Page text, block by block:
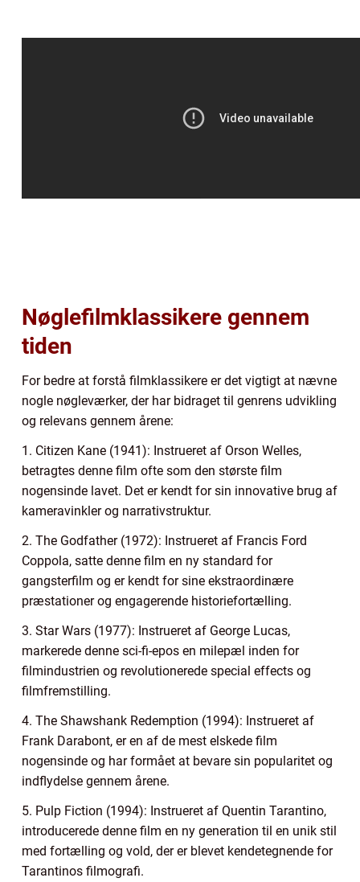
Nøglefilmklassikere gennem
tiden
For bedre at forstå filmklassikere er det vigtigt at nævne
nogle nøgleværker, der har bidraget til genrens udvikling
og relevans gennem årene:
1. Citizen Kane (1941): Instrueret af Orson Welles,
betragtes denne film ofte som den største film
nogensinde lavet. Det er kendt for sin innovative brug af
kameravinkler og narrativstruktur.
2. The Godfather (1972): Instrueret af Francis Ford
Coppola, satte denne film en ny standard for
gangsterfilm og er kendt for sine ekstraordinære
præstationer og engagerende historiefortælling.
3. Star Wars (1977): Instrueret af George Lucas,
markerede denne sci-fi-epos en milepæl inden for
filmindustrien og revolutionerede special effects og
filmfremstilling.
4. The Shawshank Redemption (1994): Instrueret af
Frank Darabont, er en af de mest elskede film
nogensinde og har formået at bevare sin popularitet og
indflydelse gennem årene.
5. Pulp Fiction (1994): Instrueret af Quentin Tarantino,
introducerede denne film en ny generation til en unik stil
med fortælling og vold, der er blevet kendetegnende for
Tarantinos filmografi.